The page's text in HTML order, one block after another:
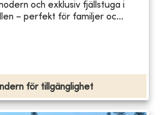
och exklusiv fjällstuga i
– perfekt för familjer oc...
för tillgänglighet